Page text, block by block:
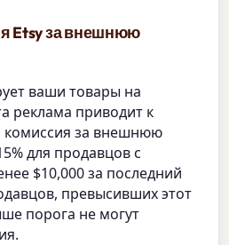
Etsy за внешнюю
ваши товары на
реклама приводит к
комиссия за внешнюю
для продавцов с
$10,000 за последний
превысивших этот
порога не могут